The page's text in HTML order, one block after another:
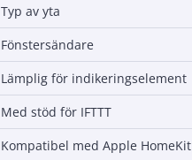
Typ av yta
Fönstersändare
Lämplig för indikeringselement
Med stöd för IFTTT
Kompatibel med Apple HomeKit